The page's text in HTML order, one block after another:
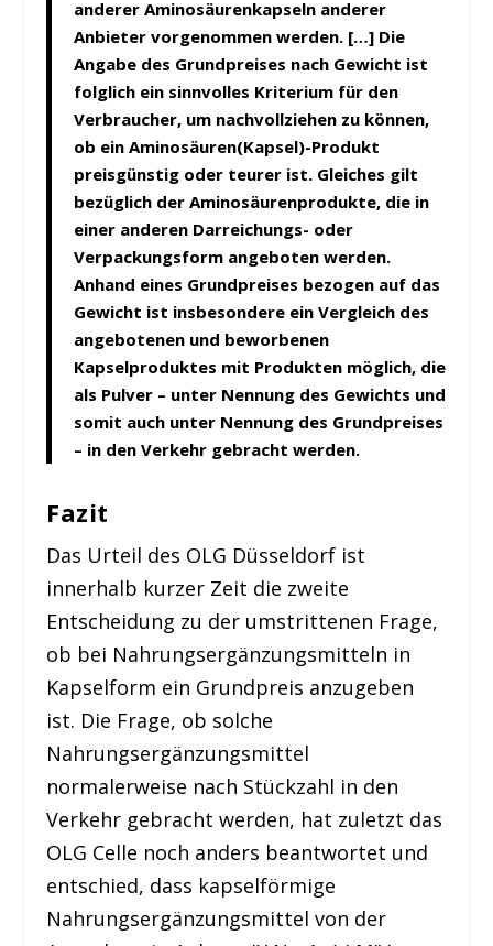
anderer Aminosäurenkapseln anderer
Anbieter vorgenommen werden. […] Die
Angabe des Grundpreises nach Gewicht ist
folglich ein sinnvolles Kriterium für den
Verbraucher, um nachvollziehen zu können,
ob ein Aminosäuren(Kapsel)-Produkt
preisgünstig oder teurer ist. Gleiches gilt
bezüglich der Aminosäurenprodukte, die in
einer anderen Darreichungs- oder
Verpackungsform angeboten werden.
Anhand eines Grundpreises bezogen auf das
Gewicht ist insbesondere ein Vergleich des
angebotenen und beworbenen
Kapselproduktes mit Produkten möglich, die
als Pulver – unter Nennung des Gewichts und
somit auch unter Nennung des Grundpreises
– in den Verkehr gebracht werden.
Fazit
Das Urteil des OLG Düsseldorf ist
innerhalb kurzer Zeit die zweite
Entscheidung zu der umstrittenen Frage,
ob bei Nahrungsergänzungsmitteln in
Kapselform ein Grundpreis anzugeben
ist. Die Frage, ob solche
Nahrungsergänzungsmittel
normalerweise nach Stückzahl in den
Verkehr gebracht werden, hat zuletzt das
OLG Celle noch anders beantwortet und
entschied, dass kapselförmige
Nahrungsergänzungsmittel von der